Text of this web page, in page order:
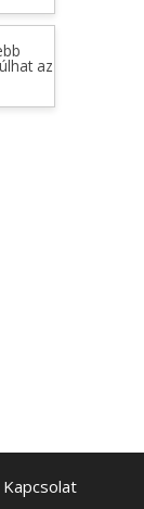
az
Kapcsolat